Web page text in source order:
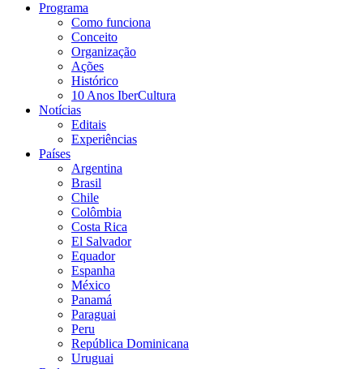
Programa
Como funciona
Conceito
Organização
Ações
Histórico
10 Anos IberCultura
Notícias
Editais
Experiências
Países
Argentina
Brasil
Chile
Colômbia
Costa Rica
El Salvador
Equador
Espanha
México
Panamá
Paraguai
Peru
República Dominicana
Uruguai